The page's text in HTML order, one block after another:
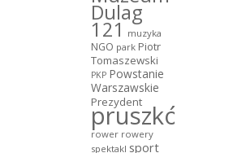
Dulag
121 muzyka
NGO park Piotr
Tomaszewski
PKP Powstanie
Warszawskie
Prezydent
pruszków
rower rowery
spektakl sport